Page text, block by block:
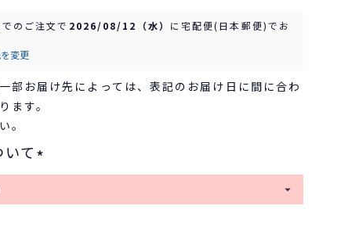
でのご注文で 2026/08/12（水） に 宅配便(日本郵便)でお
変更
部お届け先によっては、表記のお届け日に間に合わ
ます。
。
て
(
必